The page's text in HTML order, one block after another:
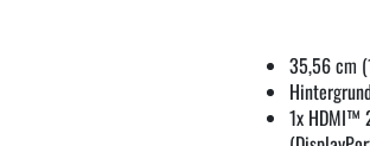
35,56 cm
1x HDMI™